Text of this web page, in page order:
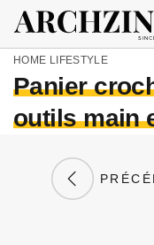
HOME LIFESTYLE
Panier
outils main